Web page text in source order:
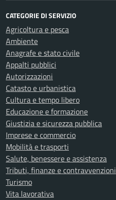
CATEGORIE DI SERVIZIO
Agricoltura e pesca
Ambiente
Anagrafe e stato civile
Appalti pubblici
Autorizzazioni
Catasto e urbanistica
Cultura e tempo libero
Educazione e formazione
Giustizia e sicurezza pubblica
Imprese e commercio
Mobilità e trasporti
Salute, benessere e assistenza
Tributi, finanze e contravvenzioni
Turismo
Vita lavorativa